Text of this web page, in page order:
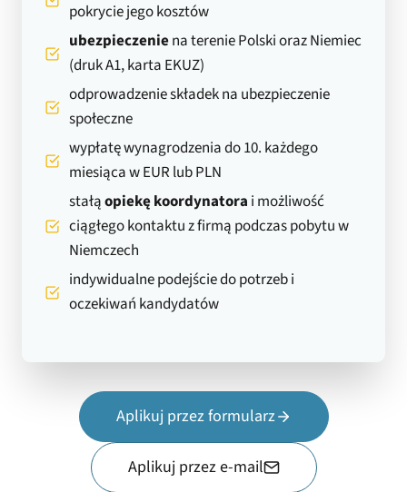
pokrycie jego kosztów
ubezpieczeniena terenie Polski oraz Niemiec
(druk A1, karta EKUZ)
odprowadzenie składek na ubezpieczenie
społeczne
wypłatę wynagrodzenia do 10. każdego
miesiąca w EUR lub PLN
stałąopiekę koordynatora i możliwość
ciągłego kontaktu z firmą podczas pobytu w
Niemczech
indywidualne podejście do potrzeb i
oczekiwań kandydatów
Aplikuj przez formularz
Aplikuj przez e-mail